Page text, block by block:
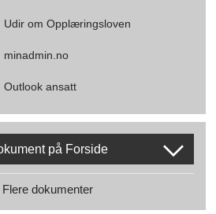
Udir om Opplæringsloven
minadmin.no
Outlook ansatt
på Forside
Flere dokumenter